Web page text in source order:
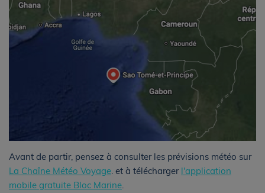
Avant de partir, pensez à consulter les prévisions météo sur
La Chaîne Météo Voyage . et à télécharger l'application
mobile gratuite Bloc Marine